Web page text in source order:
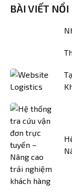
BÀI VIẾT NỔI